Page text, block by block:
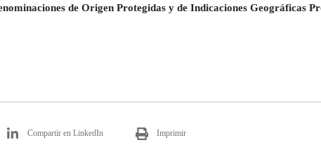
de Origen Protegidas y de Indicaciones Geográficas
Compartir en LinkedIn Imprimir